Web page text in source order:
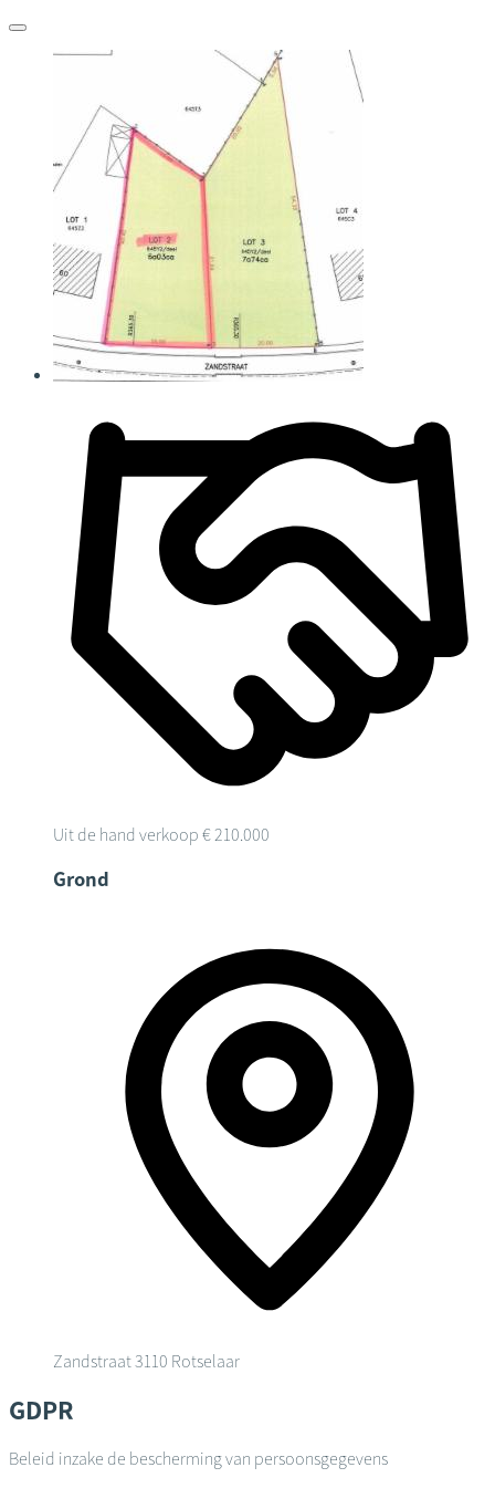
Uit de hand verkoop € 210.000
Grond
Zandstraat3110 Rotselaar
GDPR
Beleid inzake de bescherming van persoonsgegevens